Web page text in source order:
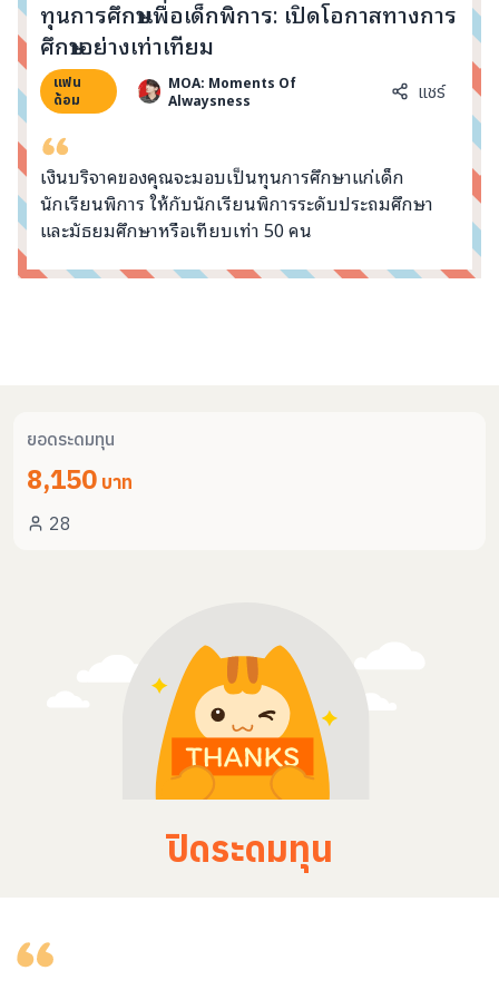
นโยบายความเป็นส่วนตัว
นโยบายการใช้งานคุกกี้
ภาษา
ไทย ENG
ทุนการศึกษาเพื่อเด็กพิการ: เปิดโอกาสทางการ
ศึกษาอย่างเท่าเทียม
แฟน
ด้อม
MOA: Moments Of
Alwaysness
แชร์
เงินบริจาคของคุณจะมอบเป็นทุนการศึกษาแก่เด็ก
นักเรียนพิการ ให้กับนักเรียนพิการระดับประถมศึกษา
และมัธยมศึกษาหรือเทียบเท่า 50 คน
ยอดระดมทุน
8,150 บาท
28
ปิดระดมทุน